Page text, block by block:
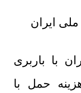
ملی ایران
با باربری
حمل با